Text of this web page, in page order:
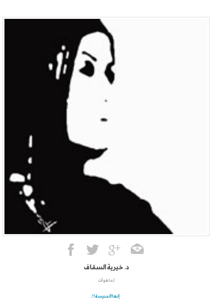
د. خيرية السقاف
لما هو آت
إنها المدرسة!!..